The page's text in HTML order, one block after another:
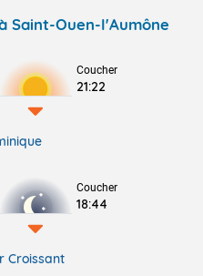
Saint-Ouen-l'Aumône
Coucher
21:22
Coucher
18:44
Croissant